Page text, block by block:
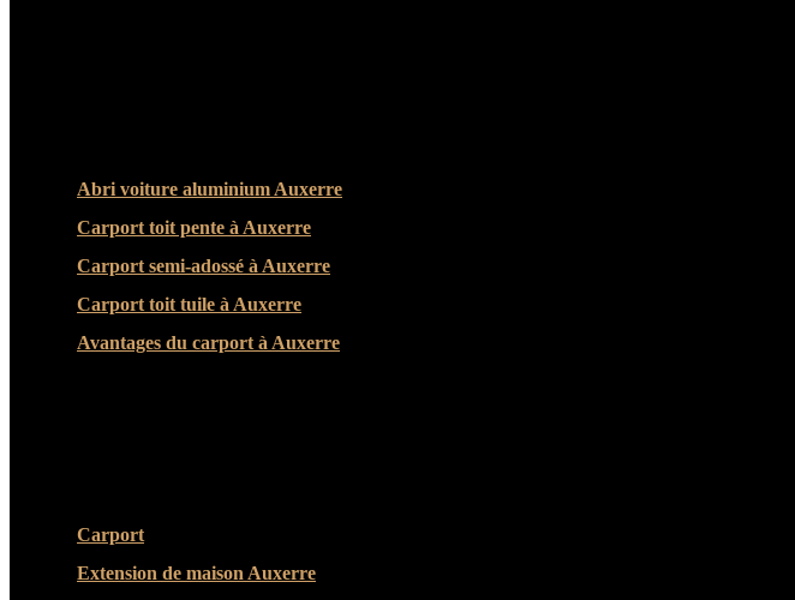
Abri voiture aluminium Auxerre
Carport toit pente à Auxerre
Carport semi-adossé à Auxerre
Carport toit tuile à Auxerre
Avantages du carport à Auxerre
Carport
Extension de maison Auxerre